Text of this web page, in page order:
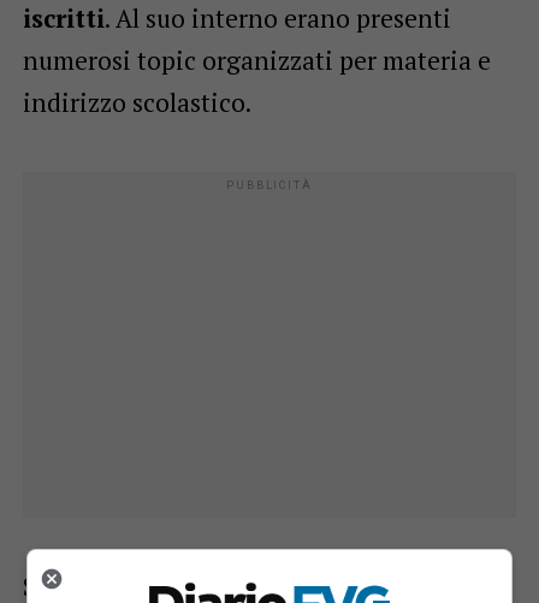
iscritti. Al suo interno erano presenti
numerosi topic organizzati per materia e
indirizzo scolastico.
Secondo quanto riferito dallaQuestura di